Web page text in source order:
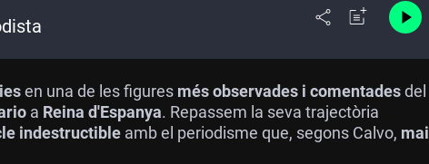
en una de les figures més observades i comentadesdel
a Reina d'Espanya. Repassem la seva trajectòria
indestructible amb el periodisme que, segons Calvo, mai